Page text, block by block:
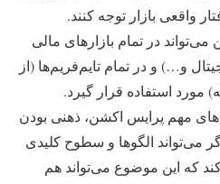
واقعی بازار توجه کنند.
در تمام بازارهای مالی
و…) و در تمام تایم‌فریم‌ها (از
مورد استفاده قرار گیرد.
مهم پرایس اکشن، ذهنی بودن
می‌تواند الگوها و سطوح کلیدی
که این موضوع می‌تواند هم